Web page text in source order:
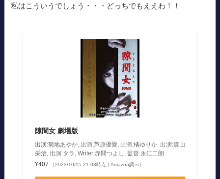
私はこういうでしょう・・・どっちでもええわ！！
隙間女 劇場版
出演:菊地あやか, 出演:芦原優愛, 出演:橘ゆりか, 出演:森山
栄治, 出演:タラ, Writer:赤間つよし, 監督:永江二朗
¥407
（2023/10/15 21:03時点 | Amazon調べ）